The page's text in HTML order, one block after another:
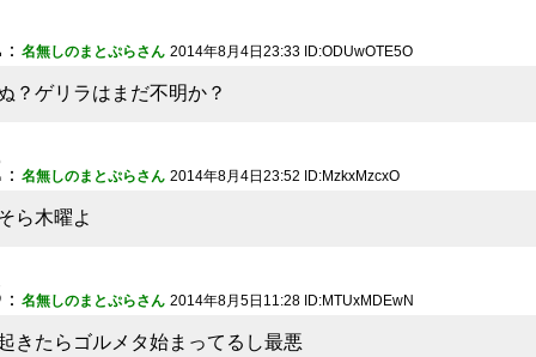
： 名無しのまとぷらさん 2014年8月4日23:33 ID:ODUwOTE5O
？ゲリラはまだ不明か？
： 名無しのまとぷらさん 2014年8月4日23:52 ID:MzkxMzcxO
ら木曜よ
： 名無しのまとぷらさん 2014年8月5日11:28 ID:MTUxMDEwN
きたらゴルメタ始まってるし最悪